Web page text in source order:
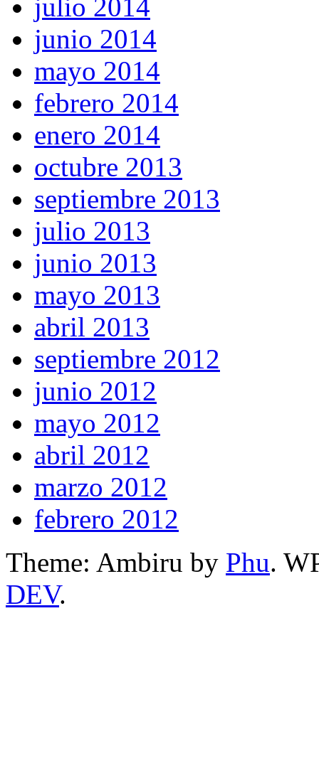
julio 2014
junio 2014
mayo 2014
febrero 2014
enero 2014
octubre 2013
septiembre 2013
julio 2013
junio 2013
mayo 2013
abril 2013
septiembre 2012
junio 2012
mayo 2012
abril 2012
marzo 2012
febrero 2012
Theme: Ambiru by Phu.
DEV.